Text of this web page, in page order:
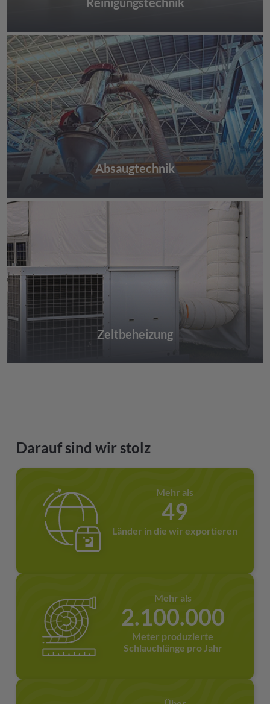
Absaugtechnik
Zeltbeheizung
Darauf sind wir stolz
Mehr als
49
Länder in die wir exportieren
Mehr als
2.100.000
Meter produzierte
Schlauchlänge pro Jahr